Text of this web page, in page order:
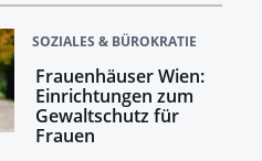
SOZIALES & BÜROKRATIE
Frauenhäuser Wien:
Einrichtungen zum
Gewaltschutz für
Frauen